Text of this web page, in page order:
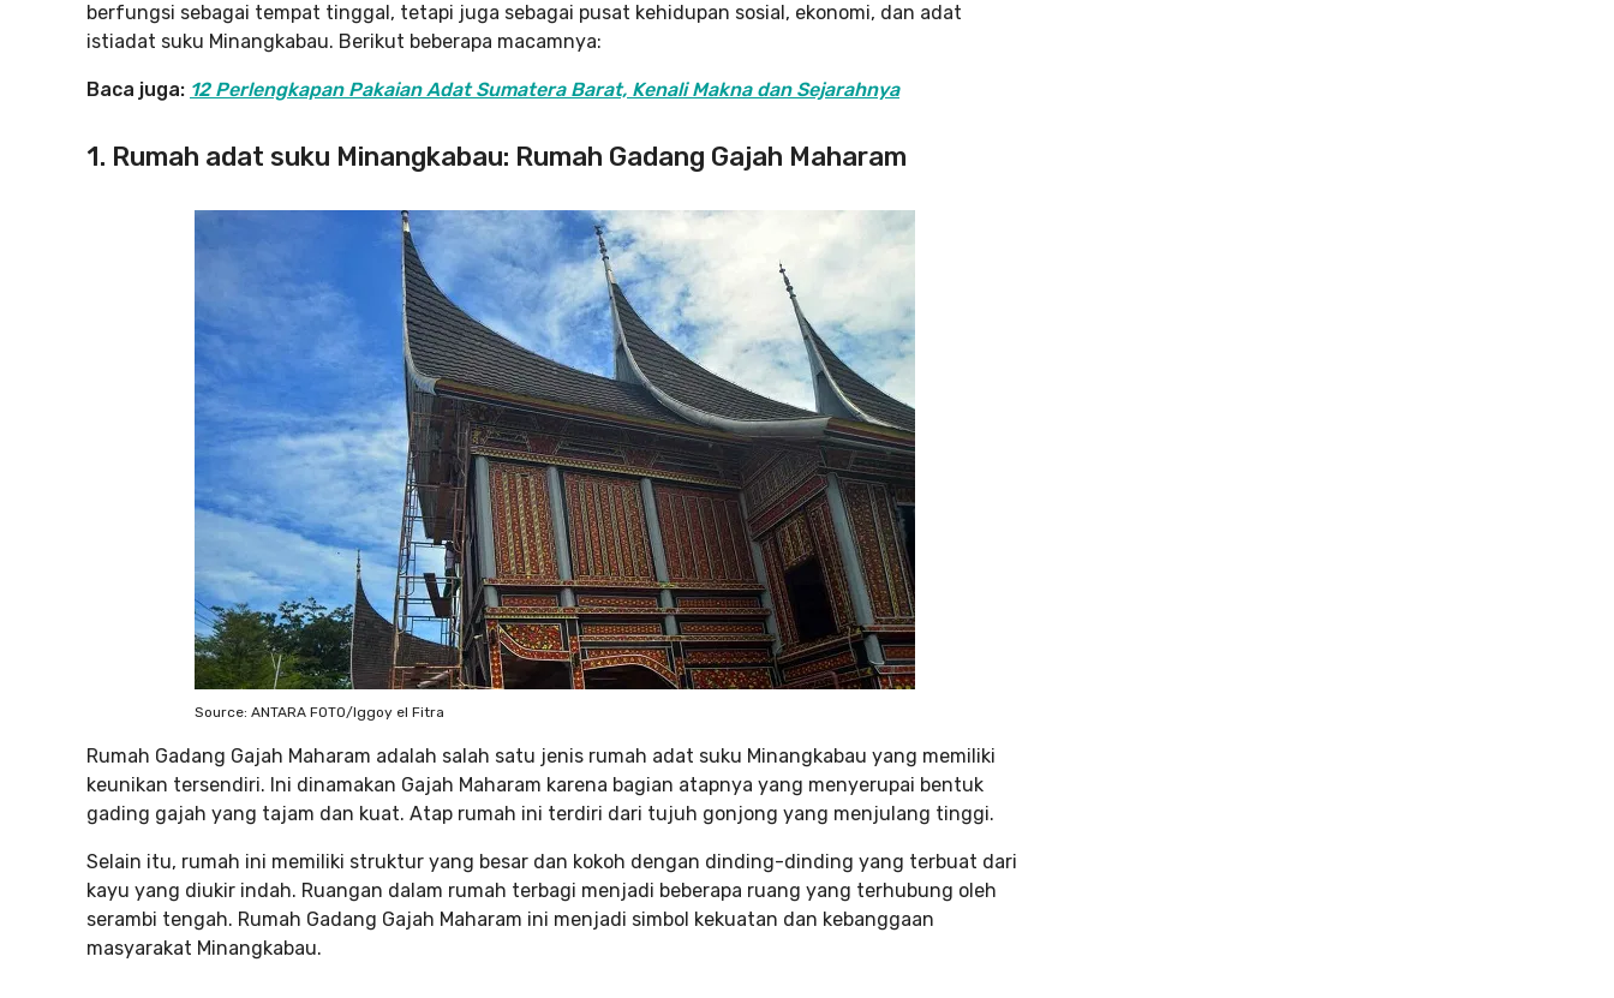
berfungsi sebagai tempat tinggal, tetapi juga sebagai pusat kehidupan sosial, ekonomi, dan adat
istiadat suku Minangkabau. Berikut beberapa macamnya:
Baca juga: 12 Perlengkapan Pakaian Adat Sumatera Barat, Kenali Makna dan Sejarahnya
1. Rumah adat suku Minangkabau: Rumah Gadang Gajah Maharam
Source: ANTARA FOTO/Iggoy el Fitra
Rumah Gadang Gajah Maharam adalah salah satu jenis rumah adat suku Minangkabau yang memiliki
keunikan tersendiri. Ini dinamakan Gajah Maharam karena bagian atapnya yang menyerupai bentuk
gading gajah yang tajam dan kuat. Atap rumah ini terdiri dari tujuh gonjong yang menjulang tinggi.
Selain itu, rumah ini memiliki struktur yang besar dan kokoh dengan dinding-dinding yang terbuat dari
kayu yang diukir indah. Ruangan dalam rumah terbagi menjadi beberapa ruang yang terhubung oleh
serambi tengah. Rumah Gadang Gajah Maharam ini menjadi simbol kekuatan dan kebanggaan
masyarakat Minangkabau.